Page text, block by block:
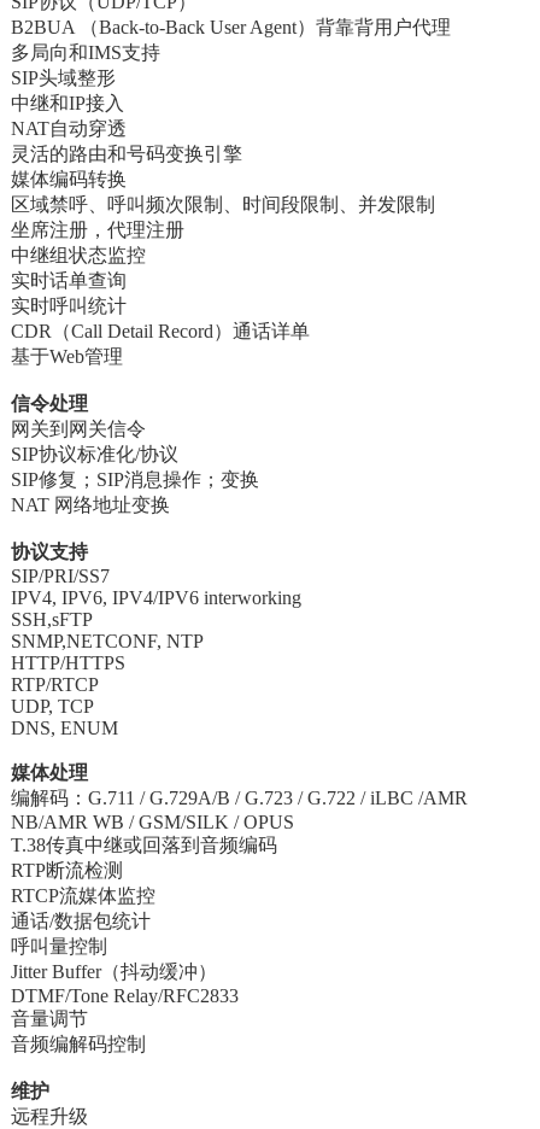
B2BUA （Back-to-Back User Agent）背靠背用户代理
多局向和IMS支持
SIP头域整形
中继和IP接入
NAT自动穿透
灵活的路由和号码变换引擎
媒体编码转换
区域禁呼、呼叫频次限制、时间段限制、并发限制
坐席注册，代理注册
中继组状态监控
实时话单查询
实时呼叫统计
CDR（Call Detail Record）通话详单
基于Web管理
信令处理
网关到网关信令
SIP协议标准化/协议
SIP修复；SIP消息操作；变换
NAT 网络地址变换
协议支持
SIP/PRI/SS7
IPV4, IPV6, IPV4/IPV6 interworking
SSH,sFTP
SNMP,NETCONF, NTP
HTTP/HTTPS
RTP/RTCP
UDP, TCP
DNS, ENUM
媒体处理
编解码：G.711 / G.729A/B / G.723 / G.722 / iLBC /AMR
NB/AMR WB / GSM/SILK / OPUS
T.38传真中继或回落到音频编码
RTP断流检测
RTCP流媒体监控
通话/数据包统计
呼叫量控制
Jitter Buffer（抖动缓冲）
DTMF/Tone Relay/RFC2833
音量调节
音频编解码控制
维护
远程升级